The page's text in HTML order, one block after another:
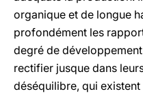
organique et de longue
profondément les
degré de
rectifier jusque dans
déséquilibre, qui